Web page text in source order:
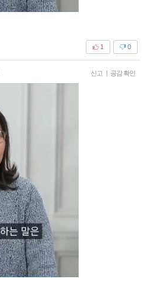
0
1
신고 | 공감 확인